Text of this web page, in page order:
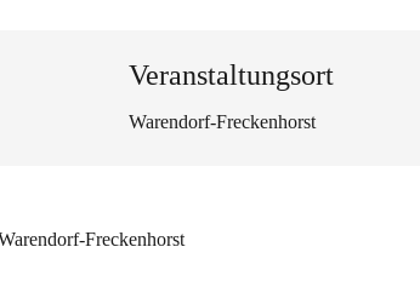
Veranstaltungsort
Warendorf-Freckenhorst
Freckenhorst